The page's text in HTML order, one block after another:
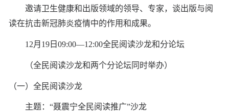
邀请卫生健康和出版领域的领导、专家，谈出版与阅
读在抗击新冠肺炎疫情中的作用和成果。
12月19日09:00—12:00全民阅读沙龙和分论坛
（全民阅读沙龙和两个分论坛同时举办）
（一）全民阅读沙龙
主题：“聂震宁全民阅读推广”沙龙